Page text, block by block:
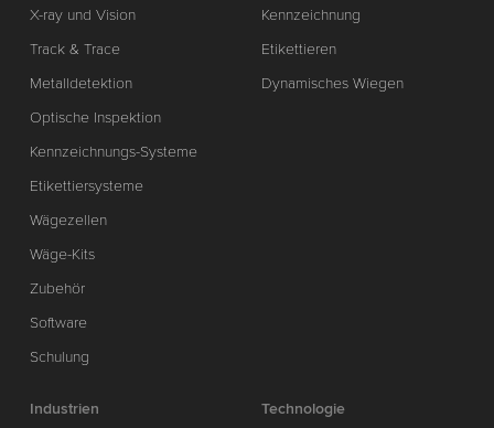
X-ray und Vision
Track & Trace
Metalldetektion
Optische Inspektion
Kennzeichnungs-Systeme
Etikettiersysteme
Wägezellen
Wäge-Kits
Zubehör
Software
Schulung
Kennzeichnung
Etikettieren
Dynamisches Wiegen
Industrien
Technologie